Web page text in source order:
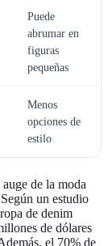
Puede
abrumar en
figuras
pequeñas
Menos
opciones de
estilo
de la moda
un estudio
de denim
de dólares
el 70% de